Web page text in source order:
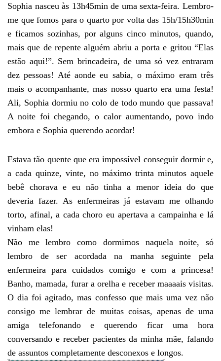
Sophia nasceu às 13h45min de uma sexta-feira. Lembro-
me que fomos para o quarto por volta das 15h/15h30min
e ficamos sozinhas, por alguns cinco minutos, quando,
mais que de repente alguém abriu a porta e gritou “Elas
estão aqui!”. Sem brincadeira, de uma só vez entraram
dez pessoas! Até aonde eu sabia, o máximo eram três
mais o acompanhante, mas nosso quarto era uma festa!
Ali, Sophia dormiu no colo de todo mundo que passava!
A noite foi chegando, o calor aumentando, povo indo
embora e Sophia querendo acordar!
Estava tão quente que era impossível conseguir dormir e,
a cada quinze, vinte, no máximo trinta minutos aquele
bebê chorava e eu não tinha a menor ideia do que
deveria fazer. As enfermeiras já estavam me olhando
torto, afinal, a cada choro eu apertava a campainha e lá
vinham elas!
Não me lembro como dormimos naquela noite, só
lembro de ser acordada na manha seguinte pela
enfermeira para cuidados comigo e com a princesa!
Banho, mamada, furar a orelha e receber maaaais visitas.
O dia foi agitado, mas confesso que mais uma vez não
consigo me lembrar de muitas coisas, apenas de uma
amiga telefonando e querendo ficar uma hora
conversando e receber pacientes da minha mãe, falando
de assuntos completamente desconexos e longos.